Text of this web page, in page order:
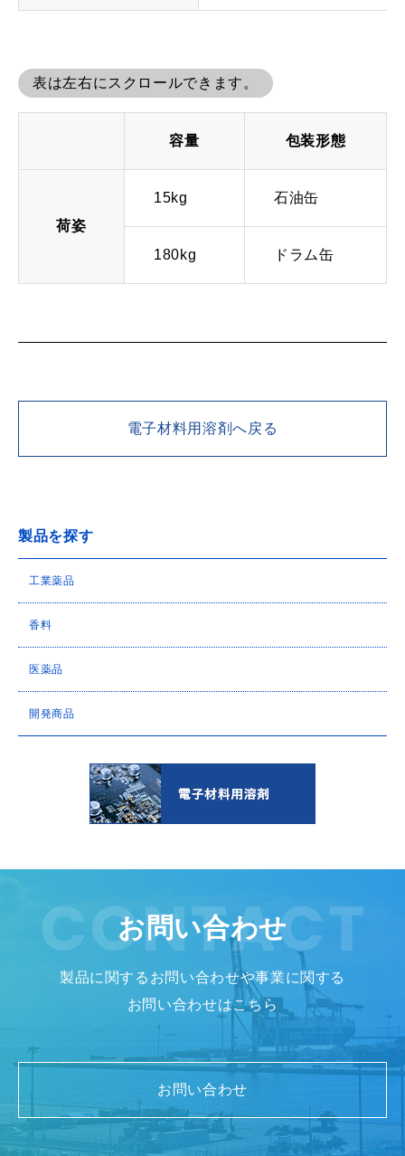
表は左右にスクロールできます。
容量 包装形態
荷姿
15kg 石油缶
180kg ドラム缶
電子材料用溶剤へ戻る
製品を探す
工業薬品
香料
医薬品
開発商品
お問い合わせ
製品に関するお問い合わせや事業に関する
お問い合わせはこちら
お問い合わせ